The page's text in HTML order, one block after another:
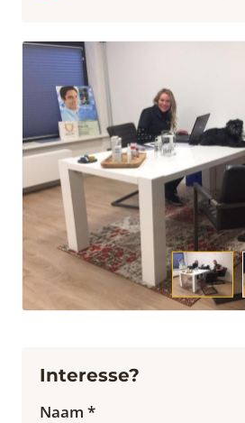
Interesse?
Naam *